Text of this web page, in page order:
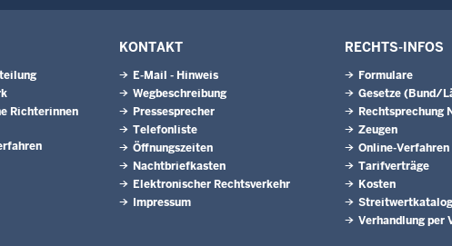
Richterinnen
KONTAKT
E-Mail - Hinweis
Wegbeschreibung
Pressesprecher
Telefonliste
Öffnungszeiten
Nachtbriefkasten
Elektronischer Rechtsverkehr
Impressum
RECHTS-INFOS
Formulare
Gesetze (Bund/
Rechtsprechung
Zeugen
Online-Verfahren
Tarifverträge
Kosten
Streitwertkatalog
Verhandlung per